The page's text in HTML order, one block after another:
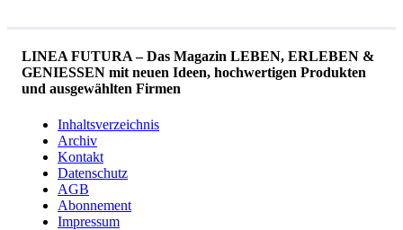
LINEA FUTURA – Das Magazin LEBEN, ERLEBEN &
GENIESSEN mit neuen Ideen, hochwertigen Produkten
und ausgewählten Firmen
Inhaltsverzeichnis
Archiv
Kontakt
Datenschutz
AGB
Abonnement
Impressum